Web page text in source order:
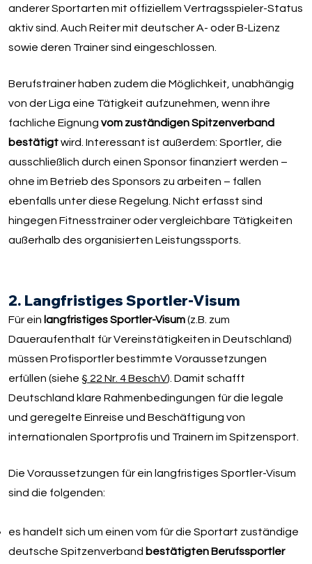
anderer Sportarten mit offiziellem Vertragsspieler-Status
aktiv sind. Auch Reiter mit deutscher A- oder B-Lizenz
sowie deren Trainer sind eingeschlossen.
Berufstrainer haben zudem die Möglichkeit, unabhängig
von der Liga eine Tätigkeit aufzunehmen, wenn ihre
fachliche Eignung vom zuständigen Spitzenverband
bestätigtwird. Interessant ist außerdem: Sportler, die
ausschließlich durch einen Sponsor finanziert werden –
ohne im Betrieb des Sponsors zu arbeiten – fallen
ebenfalls unter diese Regelung. Nicht erfasst sind
hingegen Fitnesstrainer oder vergleichbare Tätigkeiten
außerhalb des organisierten Leistungssports.
2. Langfristiges Sportler-Visum
Für ein langfristiges Sportler-Visum(z.B. zum
Daueraufenthalt für Vereinstätigkeiten in Deutschland)
müssen Profisportler bestimmte Voraussetzungen
erfüllen (siehe § 22 Nr. 4 BeschV). Damit schafft
Deutschland klare Rahmenbedingungen für die legale
und geregelte Einreise und Beschäftigung von
internationalen Sportprofis und Trainern im Spitzensport.
Die Voraussetzungen für ein langfristiges Sportler-Visum
sind die folgenden:
es handelt sich um einen vom für die Sportart zuständige
deutsche Spitzenverband bestätigten Berufssportler